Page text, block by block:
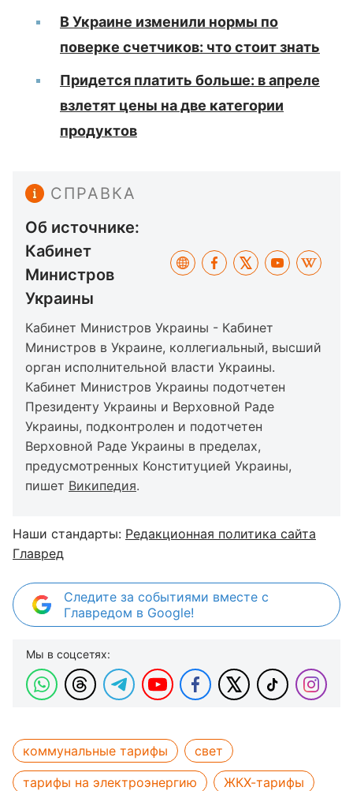
В Украине изменили нормы по
поверке счетчиков: что стоит знать
Придется платить больше: в апреле
взлетят цены на две категории
продуктов
СПРАВКА
Об источнике:
Кабинет
Министров
Украины
Кабинет Министров Украины - Кабинет
Министров в Украине, коллегиальный, высший
орган исполнительной власти Украины.
Кабинет Министров Украины подотчетен
Президенту Украины и Верховной Раде
Украины, подконтролен и подотчетен
Верховной Раде Украины в пределах,
предусмотренных Конституцией Украины,
пишет Википедия.
Наши стандарты: Редакционная политика сайта
Главред
Следите за событиями вместе с
Главредом в Google!
Мы в соцсетях:
коммунальные тарифы
свет
тарифы на электроэнергию
ЖКХ-тарифы